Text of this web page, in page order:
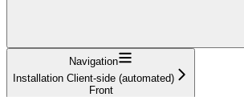
Navigation
Installation Client-side (automated)
Front